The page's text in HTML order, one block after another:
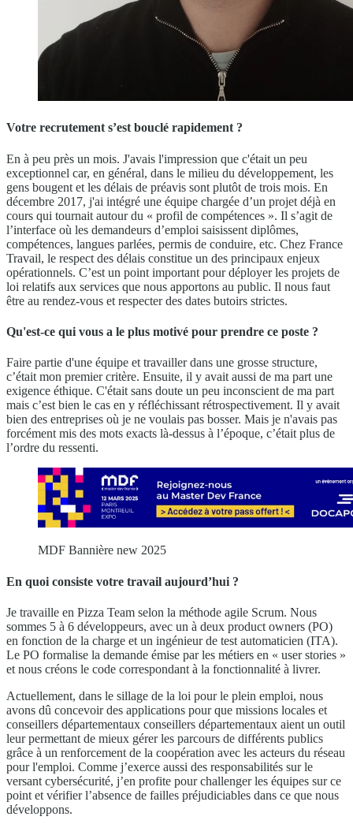
Votre recrutement s’est bouclé rapidement ?
En à peu près un mois. J'avais l'impression que c'était un peu
exceptionnel car, en général, dans le milieu du développement, les
gens bougent et les délais de préavis sont plutôt de trois mois. En
décembre 2017, j'ai intégré une équipe chargée d’un projet déjà en
cours qui tournait autour du « profil de compétences ». Il s’agit de
l’interface où les demandeurs d’emploi saisissent diplômes,
compétences, langues parlées, permis de conduire, etc. Chez France
Travail, le respect des délais constitue un des principaux enjeux
opérationnels. C’est un point important pour déployer les projets de
loi relatifs aux services que nous apportons au public. Il nous faut
être au rendez-vous et respecter des dates butoirs strictes.
Qu'est-ce qui vous a le plus motivé pour prendre ce poste ?
Faire partie d'une équipe et travailler dans une grosse structure,
c’était mon premier critère. Ensuite, il y avait aussi de ma part une
exigence éthique. C'était sans doute un peu inconscient de ma part
mais c’est bien le cas en y réfléchissant rétrospectivement. Il y avait
bien des entreprises où je ne voulais pas bosser. Mais je n'avais pas
forcément mis des mots exacts là-dessus à l’époque, c’était plus de
l’ordre du ressenti.
MDF Bannière new 2025
En quoi consiste votre travail aujourd’hui ?
Je travaille en Pizza Team selon la méthode agile Scrum. Nous
sommes 5 à 6 développeurs, avec un à deux product owners (PO)
en fonction de la charge et un ingénieur de test automaticien (ITA).
Le PO formalise la demande émise par les métiers en « user stories »
et nous créons le code correspondant à la fonctionnalité à livrer.
Actuellement, dans le sillage de la loi pour le plein emploi, nous
avons dû concevoir des applications pour que missions locales et
conseillers départementaux conseillers départementaux aient un outil
leur permettant de mieux gérer les parcours de différents publics
grâce à un renforcement de la coopération avec les acteurs du réseau
pour l'emploi. Comme j’exerce aussi des responsabilités sur le
versant cybersécurité, j’en profite pour challenger les équipes sur ce
point et vérifier l’absence de failles préjudiciables dans ce que nous
développons.